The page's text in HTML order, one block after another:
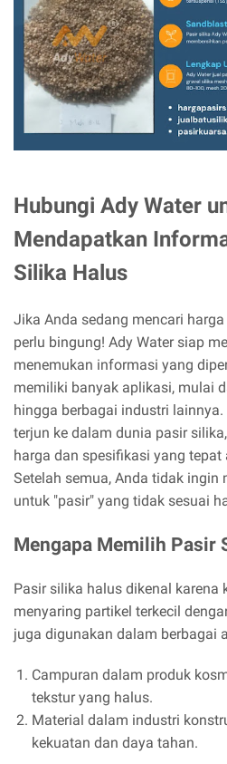
Hubungi Ady Water
Mendapatkan
Silika Halus
Jika Anda sedang mencari
perlu bingung! Ady Water siap
menemukan informasi yang
memiliki banyak aplikasi, mulai
hingga berbagai industri
terjun ke dalam dunia pasir
harga dan spesifikasi yang
Setelah semua, Anda tidak ingin
untuk "pasir" yang tidak sesuai
Mengapa Memilih Pasir
Pasir silika halus dikenal karena
menyaring partikel terkecil
juga digunakan dalam berbagai
Campuran dalam produk
tekstur yang halus.
Material dalam industri
kekuatan dan daya tahan.